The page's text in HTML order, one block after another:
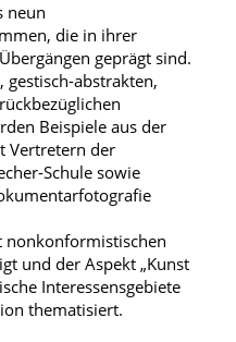
neun
die in ihrer
geprägt sind.
gestisch-abstrakten,
Beispiele aus der
Vertretern der
Schule sowie
nonkonformistischen
und der Aspekt „Kunst
Interessensgebiete
thematisiert.